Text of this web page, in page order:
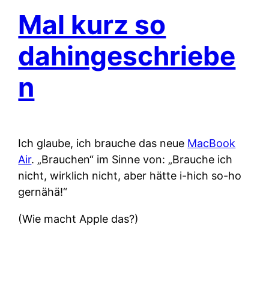
Mal kurz so
dahingeschriebe
n
Ich glaube, ich brauche das neue MacBook
Air. „Brauchen“ im Sinne von: „Brauche ich
nicht, wirklich nicht, aber hätte i-hich so-ho
gernähä!“
(Wie macht Apple das?)